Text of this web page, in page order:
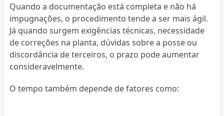
Quando a documentação está completa e não há
impugnações, o procedimento tende a ser mais ágil.
Já quando surgem exigências técnicas, necessidade
de correções na planta, dúvidas sobre a posse ou
discordância de terceiros, o prazo pode aumentar
consideravelmente.
O tempo também depende de fatores como: